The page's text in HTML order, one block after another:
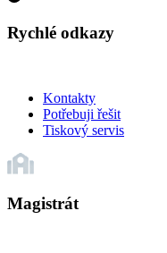
Rychlé odkazy
Kontakty
Potřebuji řešit
Tiskový servis
Magistrát